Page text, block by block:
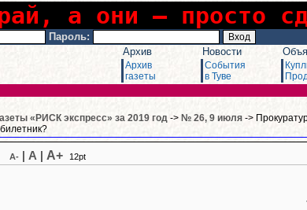
а они – просто
Пароль:
Архив
Архив
газеты
Новости
События
в Туве
«РИСК экспресс» за 2019 год -> № 26, 9 июля ->
A- A A+ 12pt